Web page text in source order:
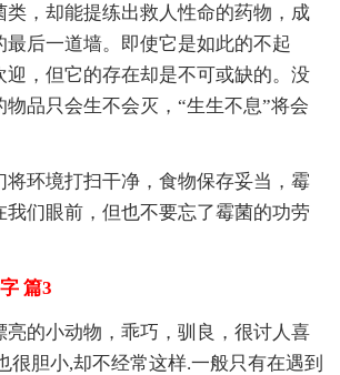
类，却能提练出救人性命的药物，成
最后一道墙。即使它是如此的不起
迎，但它的存在却是不可或缺的。没
品只会生不会灭，“生生不息”将会
环境打扫干净，食物保存妥当，霉
我们眼前，但也不要忘了霉菌的功劳
篇3
的小动物，乖巧，驯良，很讨人喜
很胆小,却不经常这样.一般只有在遇到